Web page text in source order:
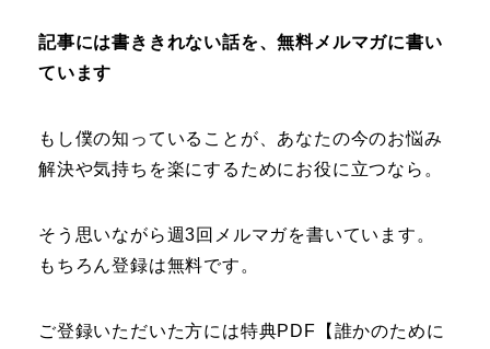
記事には書ききれない話を、無料メルマガに書い
ています
もし僕の知っていることが、あなたの今のお悩み
解決や気持ちを楽にするためにお役に立つなら。
そう思いながら週3回メルマガを書いています。
もちろん登録は無料です。
ご登録いただいた方には特典PDF【誰かのために